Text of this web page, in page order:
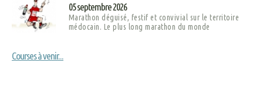
05 septembre 2026
Marathon déguisé, festif et convivial sur le territoire
médocain. Le plus long marathon du monde
Courses à venir...